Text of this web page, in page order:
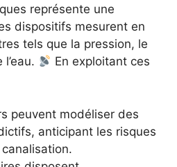
représente une
dispositifs mesurent en
tels que la pression, le
En exploitant ces
peuvent modéliser des
anticipant les risques